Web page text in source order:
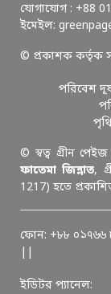
যোগাযোগ : +88
ইমেইল:
© প্রকাশক কর্তৃক
পরিবেশ
© স্বত্ব গ্রীন
ফাতেমা জিন্নাত,
1217) হতে
ফোন: +৮৮ ০১৭৬৬
ইডিটর প্যানেল: